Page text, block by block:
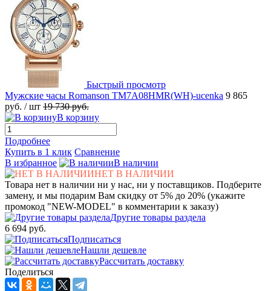
Быстрый просмотр
Мужские часы Romanson TM7A08HMR(WH)-ucenka 9 865
руб. / шт 19 730 руб.
В корзину
Подробнее
Купить в 1 клик Сравнение
В избранное
В наличии
НЕТ В НАЛИЧИИ
Товара нет в наличии ни у нас, ни у поставщиков. Подберите
замену, и мы подарим Вам скидку от 5% до 20% (укажите
промокод "NEW-MODEL" в комментарии к заказу)
Другие товары раздела
6 694 руб.
Подписаться
Нашли дешевле
Рассчитать доставку
Поделиться